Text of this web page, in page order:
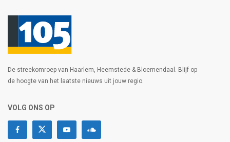
De streekomroep van Haarlem, Heemstede & Bloemendaal. Blijf op
de hoogte van het laatste nieuws uit jouw regio.
VOLG ONS OP